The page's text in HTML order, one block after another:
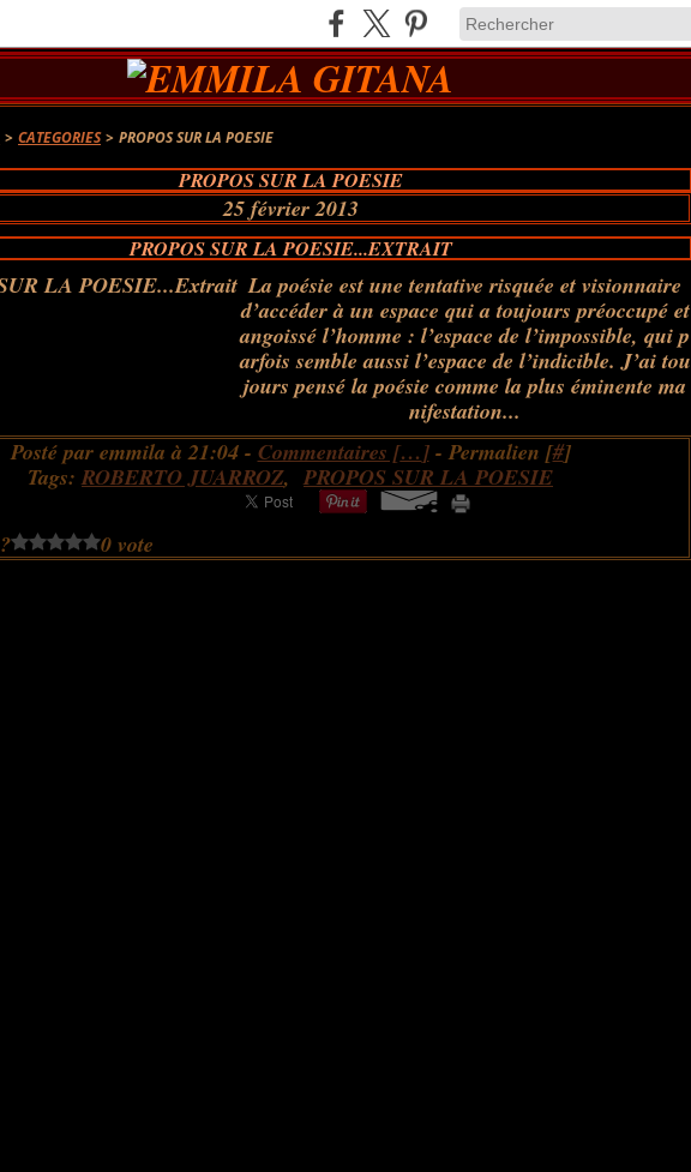
> CATEGORIES > PROPOS SUR LA POESIE
PROPOS SUR LA POESIE
25 février 2013
PROPOS SUR LA POESIE...EXTRAIT
La poésie est une tentative risquée et visionnaire
d’accéder à un espace qui a toujours préoccupé et
angoissé l’homme : l’espace de l’impossible, qui p
arfois semble aussi l’espace de l’indicible. J’ai tou
jours pensé la poésie comme la plus éminente ma
nifestation...
Posté par emmila à 21:04 - Commentaires […]- Permalien [#]
Tags: ROBERTO JUARROZ, PROPOS SUR LA POESIE
0 vote